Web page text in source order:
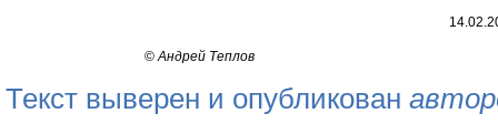
©Андрей Теплов
Текст выверен и опубликован